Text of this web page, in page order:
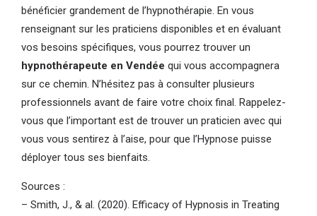
bénéficier grandement de l’hypnothérapie. En vous
renseignant sur les praticiens disponibles et en évaluant
vos besoins spécifiques, vous pourrez trouver un
hypnothérapeute en Vendée qui vous accompagnera
sur ce chemin. N’hésitez pas à consulter plusieurs
professionnels avant de faire votre choix final. Rappelez-
vous que l’important est de trouver un praticien avec qui
vous vous sentirez à l’aise, pour que l’Hypnose puisse
déployer tous ses bienfaits.
Sources :
– Smith, J., & al. (2020). Efficacy of Hypnosis in Treating